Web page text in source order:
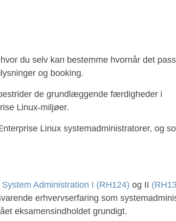
du selv kan bestemme hvornår det
og booking.
de grundlæggende færdigheder i
Linux-miljøer.
Linux systemadministratorer, og
Administration I (RH124) og II
erhvervserfaring som
eksamensindholdet grundigt.